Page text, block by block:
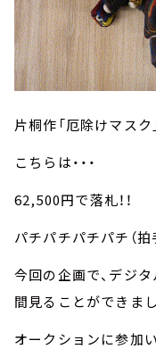
片桐作「厄除けマスク
こちらは・・・
62,500円で落札！！
パチパチパチパチ（拍
今回の企画で、デジ
間見ることができまし
オークションに参加